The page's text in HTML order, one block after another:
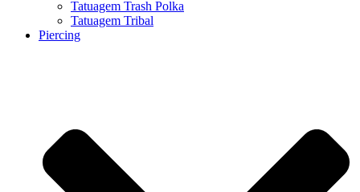
Tatuagem Trash Polka
Tatuagem Tribal
Piercing